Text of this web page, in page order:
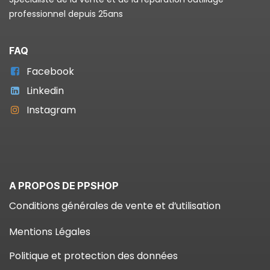
professionnel depuis 25ans
FAQ
Facebook
Linkedin
Instagram
A PROPOS DE PPSHOP
Conditions générales de vente et d’utilisation
Mentions Légales
Politique et protection des données